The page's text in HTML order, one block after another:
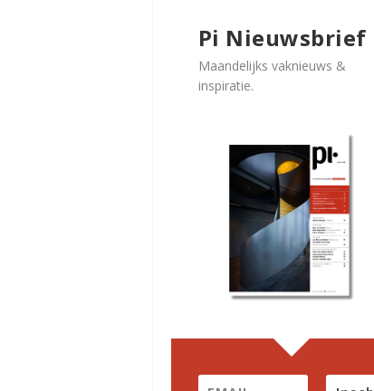
Pi Nieuwsbrief
Maandelijks vaknieuws &
inspiratie.